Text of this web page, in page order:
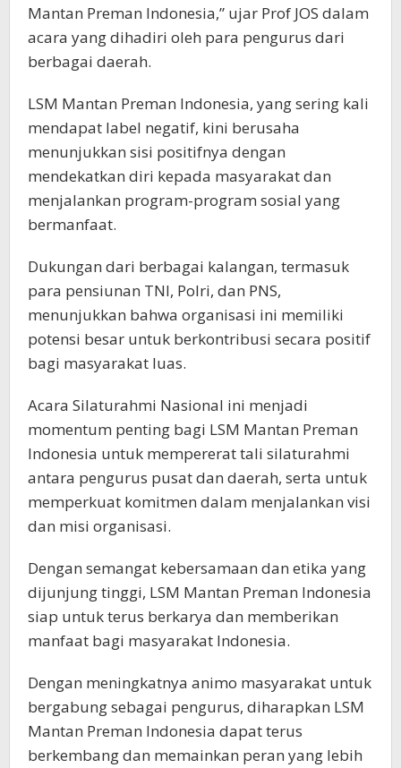
Mantan Preman Indonesia,” ujar Prof JOS dalam
acara yang dihadiri oleh para pengurus dari
berbagai daerah.
LSM Mantan Preman Indonesia, yang sering kali
mendapat label negatif, kini berusaha
menunjukkan sisi positifnya dengan
mendekatkan diri kepada masyarakat dan
menjalankan program-program sosial yang
bermanfaat.
Dukungan dari berbagai kalangan, termasuk
para pensiunan TNI, Polri, dan PNS,
menunjukkan bahwa organisasi ini memiliki
potensi besar untuk berkontribusi secara positif
bagi masyarakat luas.
Acara Silaturahmi Nasional ini menjadi
momentum penting bagi LSM Mantan Preman
Indonesia untuk mempererat tali silaturahmi
antara pengurus pusat dan daerah, serta untuk
memperkuat komitmen dalam menjalankan visi
dan misi organisasi.
Dengan semangat kebersamaan dan etika yang
dijunjung tinggi, LSM Mantan Preman Indonesia
siap untuk terus berkarya dan memberikan
manfaat bagi masyarakat Indonesia.
Dengan meningkatnya animo masyarakat untuk
bergabung sebagai pengurus, diharapkan LSM
Mantan Preman Indonesia dapat terus
berkembang dan memainkan peran yang lebih